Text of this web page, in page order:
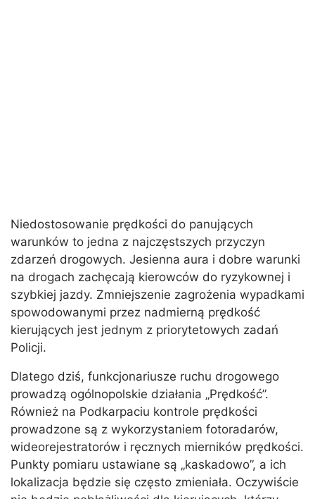
Niedostosowanie prędkości do panujących
warunków to jedna z najczęstszych przyczyn
zdarzeń drogowych. Jesienna aura i dobre warunki
na drogach zachęcają kierowców do ryzykownej i
szybkiej jazdy. Zmniejszenie zagrożenia wypadkami
spowodowanymi przez nadmierną prędkość
kierujących jest jednym z priorytetowych zadań
Policji.
Dlatego dziś, funkcjonariusze ruchu drogowego
prowadzą ogólnopolskie działania „Prędkość”.
Również na Podkarpaciu kontrole prędkości
prowadzone są z wykorzystaniem fotoradarów,
wideorejestratorów i ręcznych mierników prędkości.
Punkty pomiaru ustawiane są „kaskadowo”, a ich
lokalizacja będzie się często zmieniała. Oczywiście